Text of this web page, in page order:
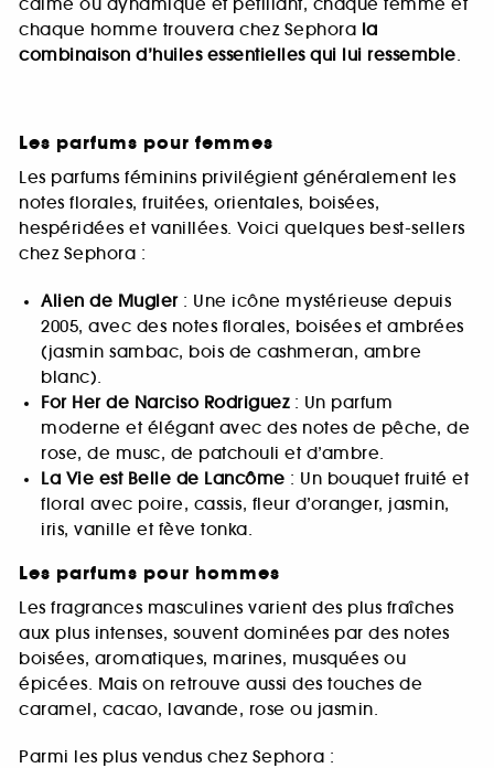
calme ou dynamique et pétillant, chaque femme et
chaque homme trouvera chez Sephora la
combinaison d’huiles essentielles qui lui ressemble.
Les parfums pour femmes
Les parfums féminins privilégient généralement les
notes florales, fruitées, orientales, boisées,
hespéridées et vanillées. Voici quelques best-sellers
chez Sephora :
Alien de Mugler: Une icône mystérieuse depuis
2005, avec des notes florales, boisées et ambrées
(jasmin sambac, bois de cashmeran, ambre
blanc).
For Her de Narciso Rodriguez: Un parfum
moderne et élégant avec des notes de pêche, de
rose, de musc, de patchouli et d’ambre.
La Vie est Belle de Lancôme : Un bouquet fruité et
floral avec poire, cassis, fleur d’oranger, jasmin,
iris, vanille et fève tonka.
Les parfums pour hommes
Les fragrances masculines varient des plus fraîches
aux plus intenses, souvent dominées par des notes
boisées, aromatiques, marines, musquées ou
épicées. Mais on retrouve aussi des touches de
caramel, cacao, lavande, rose ou jasmin.
Parmi les plus vendus chez Sephora :